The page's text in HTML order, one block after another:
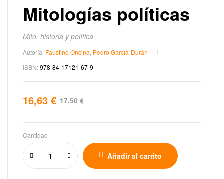
Mitologías políticas
Mito, historia y política
Autoría: Faustino Oncina, Pedro García-Durán
ISBN:978-84-17121-67-9
17,50€
16,63 €
Cantidad
Añadir al carrito